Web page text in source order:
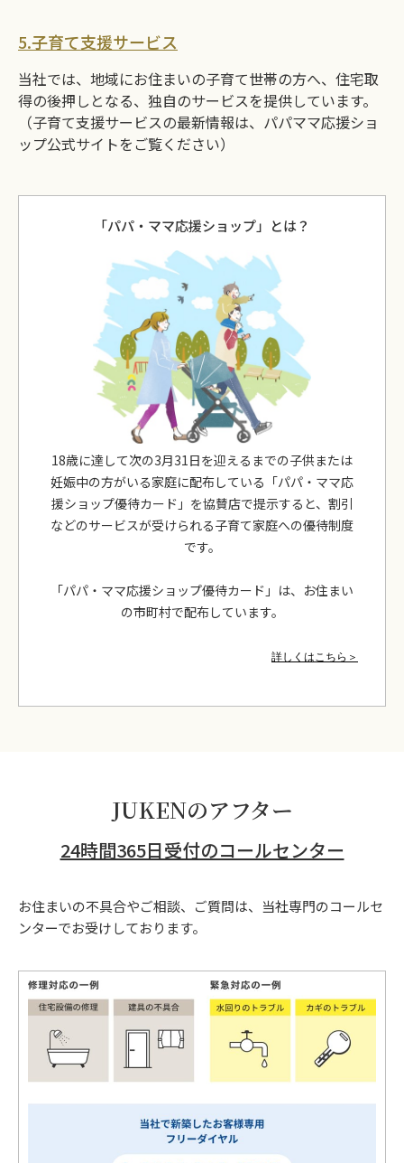
5.子育て支援サービス
当社では、地域にお住まいの子育て世帯の方へ、住宅取
得の後押しとなる、独自のサービスを提供しています。
（子育て支援サービスの最新情報は、パパママ応援ショ
ップ公式サイトをご覧ください）
「パパ・ママ応援ショップ」とは？
18歳に達して次の3月31日を迎えるまでの子供または
妊娠中の方がいる家庭に配布している「パパ・ママ応
援ショップ優待カード」を協賛店で提示すると、割引
などのサービスが受けられる子育て家庭への優待制度
です。
「パパ・ママ応援ショップ優待カード」は、お住まい
の市町村で配布しています。
詳しくはこちら＞
JUKENのアフター
24時間365日受付のコールセンター
お住まいの不具合やご相談、ご質問は、当社専門のコールセ
ンターでお受けしております。